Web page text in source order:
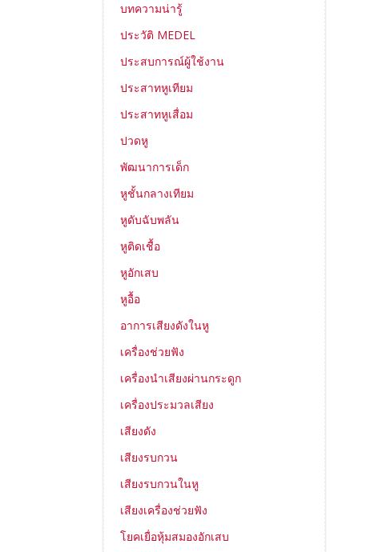
บทความน่ารู้
ประวัติ MEDEL
ประสบการณ์ผู้ใช้งาน
ประสาทหูเทียม
ประสาทหูเสื่อม
ปวดหู
พัฒนาการเด็ก
หูชั้นกลางเทียม
หูดับฉับพลัน
หูติดเชื้อ
หูอักเสบ
หูอื้อ
อาการเสียงดังในหู
เครื่องช่วยฟัง
เครื่องนำเสียงผ่านกระดูก
เครื่องประมวลเสียง
เสียงดัง
เสียงรบกวน
เสียงรบกวนในหู
เสียงเครื่องช่วยฟัง
โยคเยื่อหุ้มสมองอักเสบ